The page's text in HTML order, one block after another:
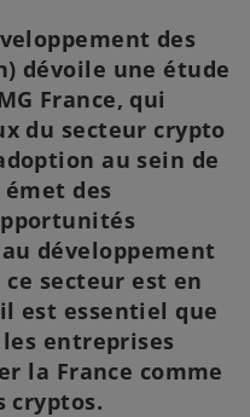
r
e
d
a
n
s
n
o
u
v
l
o
n
g
e
t
des
dévoile une étude
France, qui
du secteur crypto
au sein de
des
développement
secteur est en
est essentiel que
entreprises
la France comme
cryptos.
s